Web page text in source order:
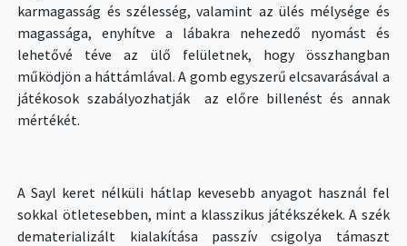
karmagasság és szélesség, valamint az ülés mélysége és
magassága, enyhítve a lábakra nehezedő nyomást és
lehetővé téve az ülő felületnek, hogy összhangban
működjön a háttámlával. A gomb egyszerű elcsavarásával a
játékosok szabályozhatják az előre billenést és annak
mértékét.
A Sayl keret nélküli hátlap kevesebb anyagot használ fel
sokkal ötletesebben, mint a klasszikus játékszékek. A szék
dematerializált kialakítása passzív csigolya támaszt